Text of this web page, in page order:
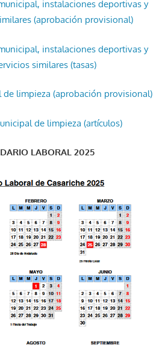
instalaciones deportivas y
(aprobación provisional)
instalaciones deportivas y
similares (tasas)
de limpieza (aprobación provisional)
de limpieza (artículos)
LABORAL 2025